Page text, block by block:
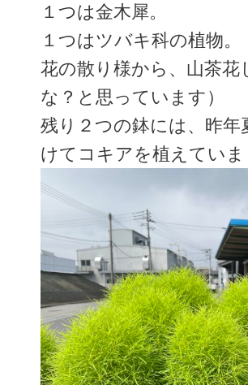
１つは金木犀。
１つはツバキ科の植物。
花の散り様から、山茶花
な？と思っています）
残り２つの鉢には、昨年
けてコキアを植えていま